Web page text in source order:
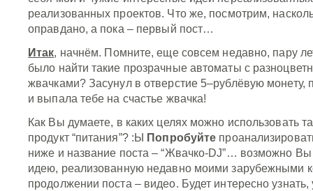
реализованных проектов. Что же, посмотрим,
оправдано, а пока – первый пост…
Итак, начнём. Помните, еще совсем недавно, пару
было найти такие прозрачные автоматы с
жвачками? Засунул в отверстие 5–рублёвую монету,
и выпала тебе на счастье жвачка!
Как Вы думаете, в каких целях можно использовать
продукт “питания”? :Ы
Попробуйте
ниже и название поста – “Жвачко-DJ”… возможно Вы
идею, реализованную недавно моими зарубежными
продолжении поста – видео. Будет интересно узнать,